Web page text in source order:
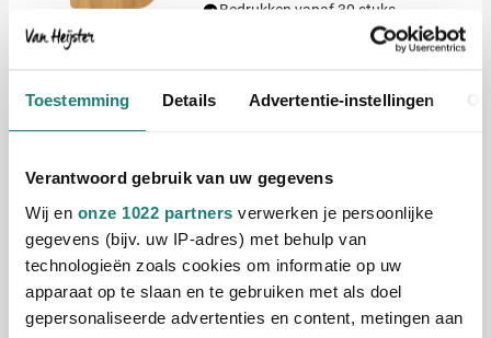
Toestemming Details Advertentie-instellingen
Verantwoord gebruik van uw gegevens
Wij en onze 1022 partners verwerken je persoonlijke
gegevens (bijv. uw IP-adres) met behulp van
technologieën zoals cookies om informatie op uw
apparaat op te slaan en te gebruiken met als doel
gepersonaliseerde advertenties en content, metingen aan
011
Bedrukken vanaf 30 stuks
12 augustus
011
vanaf 9,76
Bamboe messenset Steve
Levering vanaf14 augustus
Bekijk